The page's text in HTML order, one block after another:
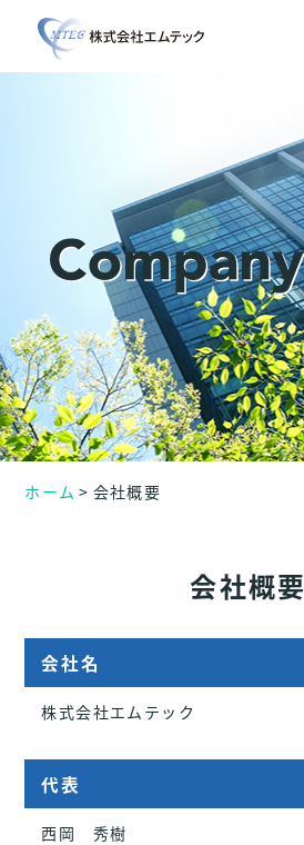
ホーム 会社概要
会社概要
会社名
株式会社エムテック
代表
西岡 秀樹